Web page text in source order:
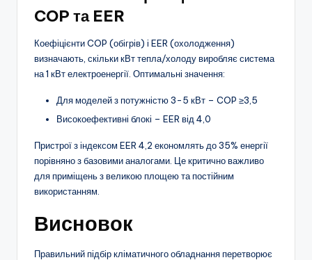
COP та EER
Коефіцієнти COP (обігрів) і EER (охолодження)
визначають, скільки кВт тепла/холоду виробляє система
на 1 кВт електроенергії. Оптимальні значення:
Для моделей з потужністю 3-5 кВт – COP ≥3,5
Високоефективні блокі – EER від 4,0
Пристрої з індексом EER 4,2 економлять до 35% енергії
порівняно з базовими аналогами. Це критично важливо
для приміщень з великою площею та постійним
використанням.
Висновок
Правильний підбір кліматичного обладнання перетворює